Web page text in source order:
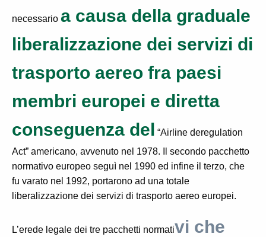
necessario a causa della graduale
liberalizzazione dei servizi di
trasporto aereo fra paesi
membri europei e diretta
conseguenza del “Airline deregulation
Act” americano, avvenuto nel 1978. Il secondo pacchetto
normativo europeo seguì nel 1990 ed infine il terzo, che
fu varato nel 1992, portarono ad una totale
liberalizzazione dei servizi di trasporto aereo europei.
L’erede legale dei tre pacchetti normativi che